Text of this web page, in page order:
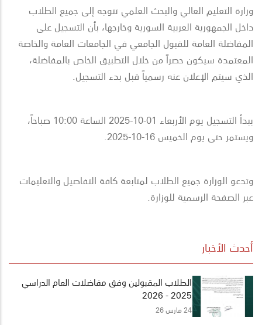
وزارة التعليم العالي والبحث العلمي تتوجه إلى جميع الطلاب
داخل الجمهورية العربية السورية وخارجها، بأن التسجيل على
المفاضلة العامة للقبول الجامعي في الجامعات العامة والخاصة
المعتمدة سيكون حصراً من خلال التطبيق الخاص بالمفاضلة،
الذي سيتم الإعلان عنه رسمياً قبل بدء التسجيل.
ببدأ التسجيل يوم الأربعاء 01-10-2025 الساعة 10:00 صباحاً،
ويستمر حتى يوم الخميس 16-10-2025
.
وتدعو الوزارة جميع الطلاب لمتابعة كافة التفاصيل والتعليمات
عبر الصفحة الرسمية للوزارة.
أحدث الأخبار
الطلاب المقبولين وفق مفاضلات العام الدراسي
2025 - 2026
24 مارس 26